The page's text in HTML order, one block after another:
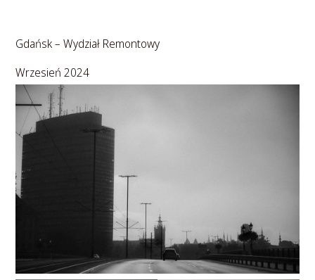
Gdańsk – Wydział Remontowy
Wrzesień 2024